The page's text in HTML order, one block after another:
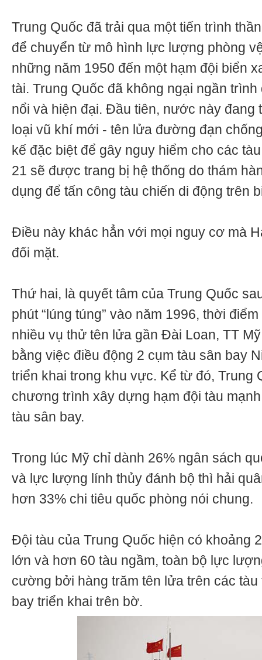
Trung Quốc đã trải qua một tiến trình
để chuyển từ mô hình lực lượng phòng
những năm 1950 đến một hạm đội biển
tài. Trung Quốc đã không ngại ngần
nổi và hiện đại. Đầu tiên, nước này đang
loại vũ khí mới - tên lửa đường đạn
kế đặc biệt để gây nguy hiểm cho các
21 sẽ được trang bị hệ thống do thám
dụng để tấn công tàu chiến di động trên
Điều này khác hẳn với mọi nguy cơ mà
đối mặt.
Thứ hai, là quyết tâm của Trung Quốc
phút “lúng túng” vào năm 1996, thời
nhiều vụ thử tên lửa gần Đài Loan, TT Mỹ
bằng việc điều động 2 cụm tàu sân bay
triển khai trong khu vực. Kể từ đó, Trung
chương trình xây dựng hạm đội tàu
tàu sân bay.
Trong lúc Mỹ chỉ dành 26% ngân sách
và lực lượng lính thủy đánh bộ thì hải
hơn 33% chi tiêu quốc phòng nói chung.
Đội tàu của Trung Quốc hiện có khoảng
lớn và hơn 60 tàu ngầm, toàn bộ lực
cường bởi hàng trăm tên lửa trên các
bay triển khai trên bờ.